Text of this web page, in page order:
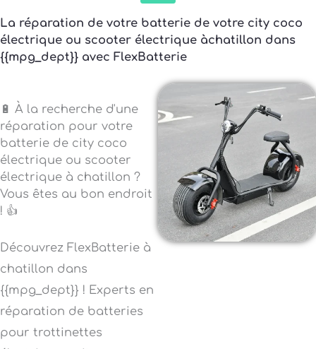
La réparation de votre batterie de votre city coco
électrique ou scooter électrique àchatillon dans
{{mpg_dept}} avec FlexBatterie
🔋 À la recherche d'une
réparation pour votre
batterie de city coco
électrique ou scooter
électrique à chatillon ?
Vous êtes au bon endroit
! 👍
Découvrez FlexBatterie à
chatillon dans
{{mpg_dept}} ! Experts en
réparation de batteries
pour trottinettes